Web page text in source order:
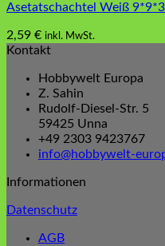
Asetatschachtel Weiß
2,59 € inkl. MwSt.
Kontakt
Hobbywelt Europa
Z. Sahin
Rudolf-Diesel-Str. 5
59425 Unna
+49 2303 9423767
info@hobbywelt-
Informationen
Datenschutz
AGB